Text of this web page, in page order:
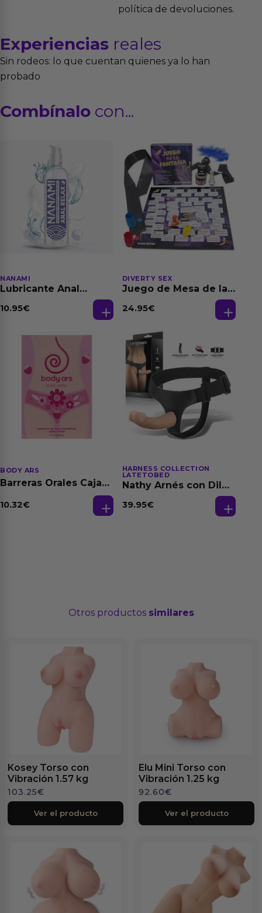
política de devoluciones.
Experiencias reales
Sin rodeos: lo que cuentan quienes ya lo han
probado
Combínalo con...
NANAMI
Lubricante Anal
Dilatación Base Agua
10.95€
DIVERTY SEX
Juego de Mesa de las
24.95€
BODY ARS
Barreras Orales Caja
10.32€
HARNESS COLLECTION
LATETOBED
Nathy Arnés con Dildo
39.95€
Otros productos similares
Kosey Torso con
Vibración 1.57 kg
103.25€
Ver el producto
Elu Mini Torso con
Vibración 1.25 kg
92.60€
Ver el producto